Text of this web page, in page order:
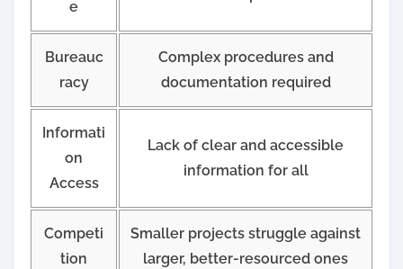
e
Bureauc
racy
Complex procedures and
documentation required
Informati
on
Access
Lack of clear and accessible
information for all
Competi
tion
Smaller projects struggle against
larger, better-resourced ones